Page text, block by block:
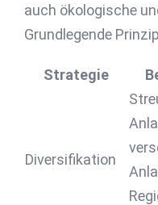
auch ökologische
Grundlegende
Strategie
Diversifikation